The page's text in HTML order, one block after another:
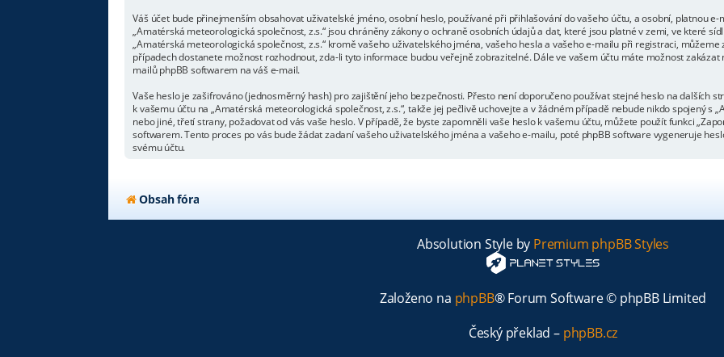
Váš účet bude přinejmenším obsahovat uživatelské jméno, osobní heslo, používané při přihlašování do vašeho účtu, a osobní, platnou
„Amatérská meteorologická společnost, z.s.“ jsou chráněny zákony o ochraně osobních údajů a dat, které jsou platné v zemi, ve které
„Amatérská meteorologická společnost, z.s.“ kromě vašeho uživatelského jména, vašeho hesla a vašeho e-mailu při registraci,
případech dostanete možnost rozhodnout, zda-li tyto informace budou veřejně zobrazitelné. Dále ve vašem účtu máte možnost
mailů phpBB softwarem na váš e-mail.
Vaše heslo je zašifrováno (jednosměrný hash) pro zajištění jeho bezpečnosti. Přesto není doporučeno používat stejné heslo na dalších
k vašemu účtu na „Amatérská meteorologická společnost, z.s.“, takže jej pečlivě uchovejte a v žádném případě nebude nikdo spojený s
nebo jiné, třetí strany, požadovat od vás vaše heslo. V případě, že byste zapomněli vaše heslo k vašemu účtu, můžete použít funkci
softwarem. Tento proces po vás bude žádat zadaní vašeho uživatelského jména a vašeho e-mailu, poté phpBB software vygeneruje
svému účtu.
Obsah fóra
Absolution Style by Premium phpBB Styles
Založeno na phpBB® Forum Software © phpBB Limited
Český překlad – phpBB.cz